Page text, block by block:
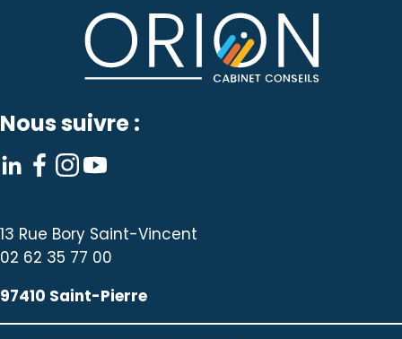
Nous suivre :
13 Rue Bory Saint-Vincent
02 62 35 77 00
97410 Saint-Pierre